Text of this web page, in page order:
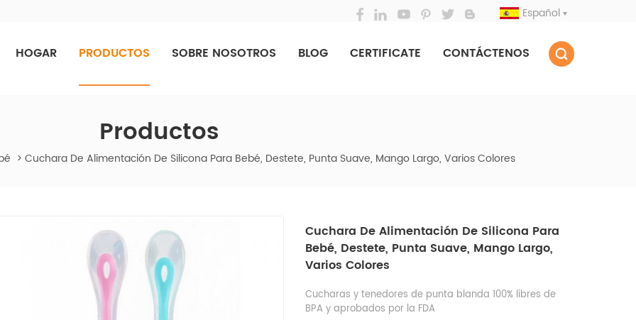
Español
HOGAR PRODUCTOS SOBRE NOSOTROS BLOG CERTIFICATE CONTÁCTENOS
Productos
> Cuchara De Alimentación De Silicona Para Bebé, Destete, Punta Suave, Mango Largo, Varios Colores
Cuchara De Alimentación De Silicona Para
Bebé, Destete, Punta Suave, Mango Largo,
Varios Colores
Cucharas y tenedores de punta blanda 100% libres de
BPA y aprobados por la FDA